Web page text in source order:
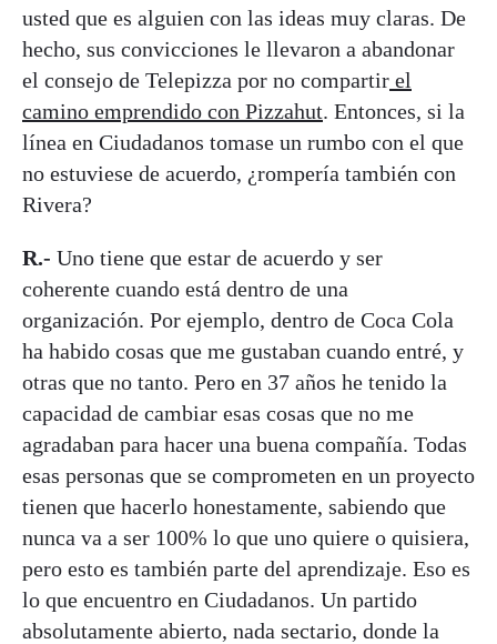
usted que es alguien con las ideas muy claras. De
hecho, sus convicciones le llevaron a abandonar
el consejo de Telepizza por no compartir el
camino emprendido con Pizzahut. Entonces, si la
línea en Ciudadanos tomase un rumbo con el que
no estuviese de acuerdo, ¿rompería también con
Rivera?
R.- Uno tiene que estar de acuerdo y ser
coherente cuando está dentro de una
organización. Por ejemplo, dentro de Coca Cola
ha habido cosas que me gustaban cuando entré, y
otras que no tanto. Pero en 37 años he tenido la
capacidad de cambiar esas cosas que no me
agradaban para hacer una buena compañía. Todas
esas personas que se comprometen en un proyecto
tienen que hacerlo honestamente, sabiendo que
nunca va a ser 100% lo que uno quiere o quisiera,
pero esto es también parte del aprendizaje. Eso es
lo que encuentro en Ciudadanos. Un partido
absolutamente abierto, nada sectario, donde la